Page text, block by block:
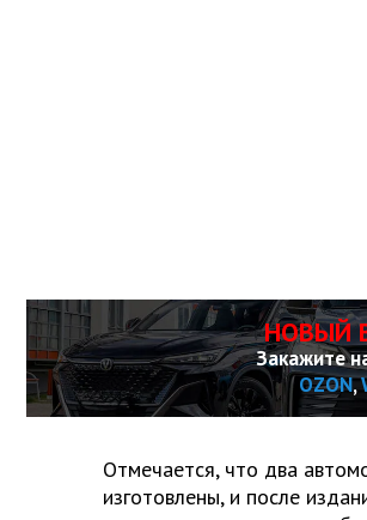
НОВЫЙ
Закажите
OZON,
Отмечается, что два
изготовлены, и после